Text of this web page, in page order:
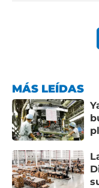
MÁS LEÍDAS